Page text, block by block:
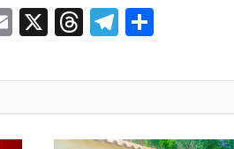
Email
X ThreadsTelegram